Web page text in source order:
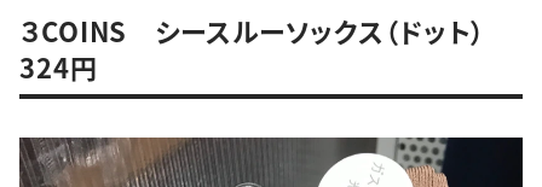
３COINS シースルーソックス（ドット）
324円